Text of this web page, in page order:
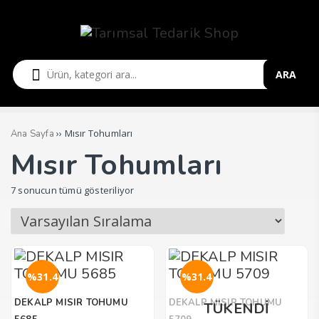
ARA
Ana Sayfa ›› Mısır Tohumları
Mısır Tohumları
7 sonucun tümü gösteriliyor
DEKALP MISIR TOHUMU
%31.4
TÜKENDİ
DEKALP MISIR TOHUMU
%31.4